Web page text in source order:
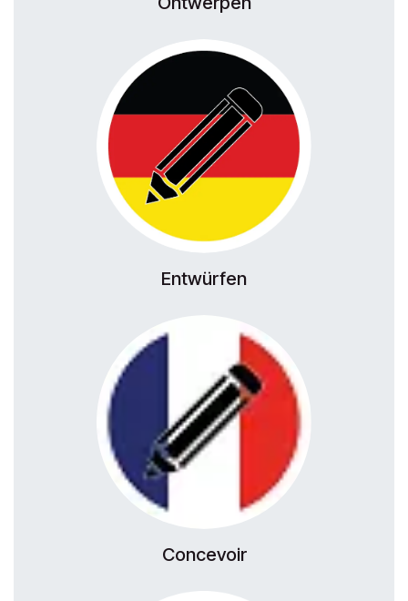
Entwürfen
Concevoir